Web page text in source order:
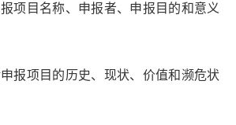
项目名称、申报者、申报目的和意义
报项目的历史、现状、价值和濒危状